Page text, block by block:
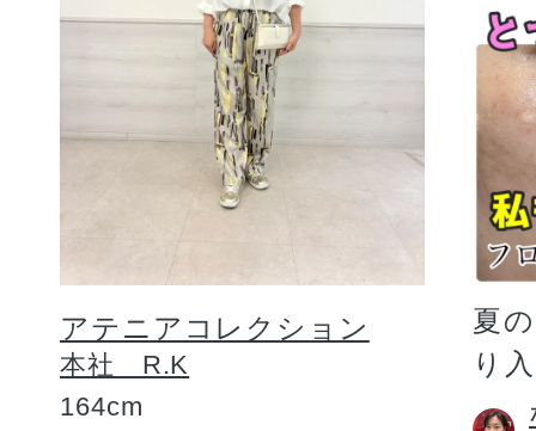
アテニアコレクション
本社 R.K
164cm
夏
り